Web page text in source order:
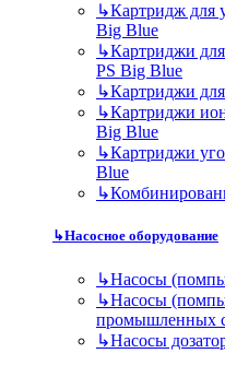
↳Картридж для
Big Blue
↳Картриджи
PS Big Blue
↳Картриджи
↳Картриджи
Big Blue
↳Картриджи
Blue
↳
↳Насосное оборудование
↳Насосы
↳Насосы
промышленных
↳Насосы